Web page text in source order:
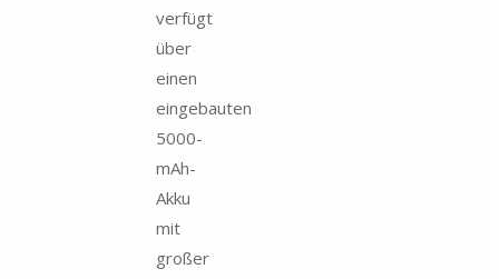
verfügt
über
einen
eingebauten
5000-
mAh-
Akku
mit
großer